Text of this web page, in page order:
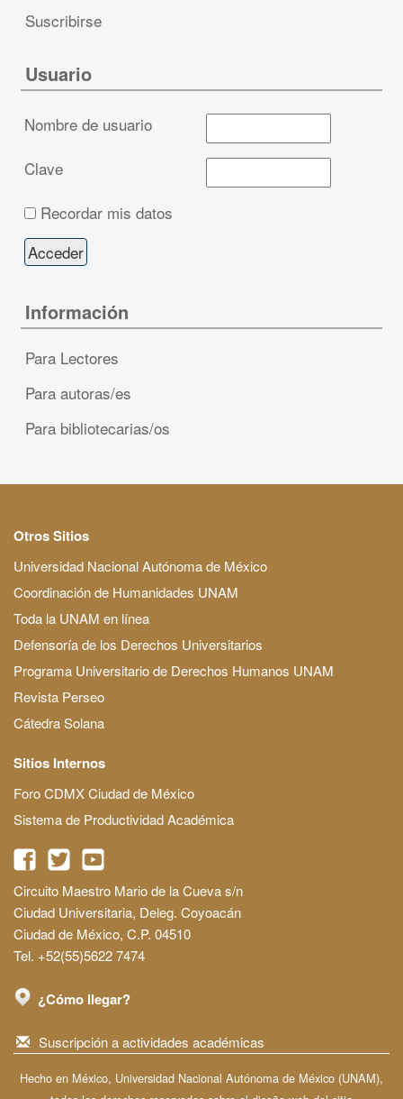
Suscribirse
Usuario
Nombre de usuario
Clave
Recordar mis datos
Información
Para Lectores
Para autoras/es
Para bibliotecarias/os
Otros Sitios
Universidad Nacional Autónoma de México
Coordinación de Humanidades UNAM
Toda la UNAM en línea
Defensoría de los Derechos Universitarios
Programa Universitario de Derechos Humanos UNAM
Revista Perseo
Cátedra Solana
Sitios Internos
Foro CDMX Ciudad de México
Sistema de Productividad Académica
Circuito Maestro Mario de la Cueva s/n
Ciudad Universitaria, Deleg. Coyoacán
Ciudad de México, C.P. 04510
Tel. +52(55)5622 7474
¿Cómo llegar?
Suscripción a actividades académicas
Hecho en México, Universidad Nacional Autónoma de México (UNAM),